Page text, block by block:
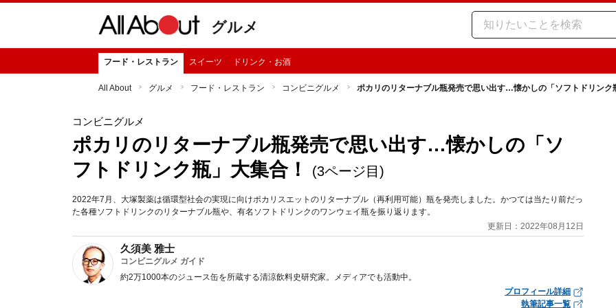
グルメ
フード・レストラン スイーツ ドリンク・お酒
All About グルメ フード・レストラン コンビニグルメ ポカリのリターナブル瓶発売で思い出す…懐かしの「ソフトドリンク
コンビニグルメ
ポカリのリターナブル瓶発売で思い出す…懐かしの「ソ
フトドリンク瓶」大集合！
(3ページ目)
2022年7月、大塚製薬は循環型社会の実現に向けポカリスエットのリターナブル（再利用可能）瓶を発売しました。かつては当たり前だっ
た各種ソフトドリンクのリターナブル瓶や、有名ソフトドリンクのワンウェイ瓶を振り返ります。
更新日：2022年08月12日
久須美 雅士
コンビニグルメ ガイド
約2万1000本のジュース缶を所蔵する清涼飲料史研究家。メディアでも活動中。
プロフィール詳細
執筆記事一覧